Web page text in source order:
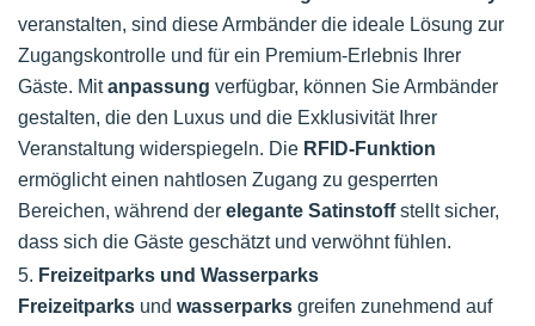
veranstalten, sind diese Armbänder die ideale Lösung zur
Zugangskontrolle und für ein Premium-Erlebnis Ihrer
Gäste. Mitanpassung verfügbar, können Sie Armbänder
gestalten, die den Luxus und die Exklusivität Ihrer
Veranstaltung widerspiegeln. Die RFID-Funktion
ermöglicht einen nahtlosen Zugang zu gesperrten
Bereichen, während der elegante Satinstoffstellt sicher,
dass sich die Gäste geschätzt und verwöhnt fühlen.
5. Freizeitparks und Wasserparks
Freizeitparks und wasserparks greifen zunehmend auf